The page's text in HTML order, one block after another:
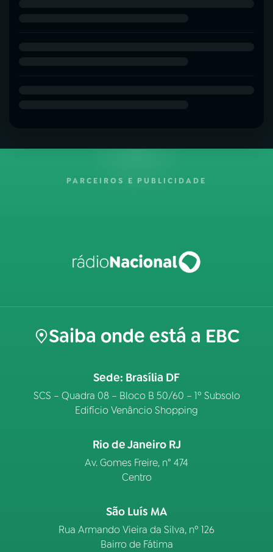
PARCEIROS E PUBLICIDADE
Saiba onde está a EBC
Sede: Brasília DF
SCS – Quadra 08 – Bloco B 50/60 – 1º Subsolo
Edifício Venâncio Shopping
Rio de Janeiro RJ
Av. Gomes Freire, n° 474
Centro
São Luís MA
Rua Armando Vieira da Silva, nº 126
Bairro de Fátima